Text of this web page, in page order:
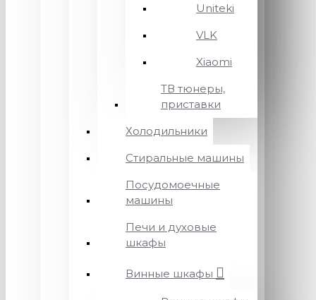
Uniteki
VLK
Xiaomi
ТВ тюнеры,
приставки
Холодильники
Стиральные машины
Посудомоечные
машины
Печи и духовые
шкафы
Винные шкафы